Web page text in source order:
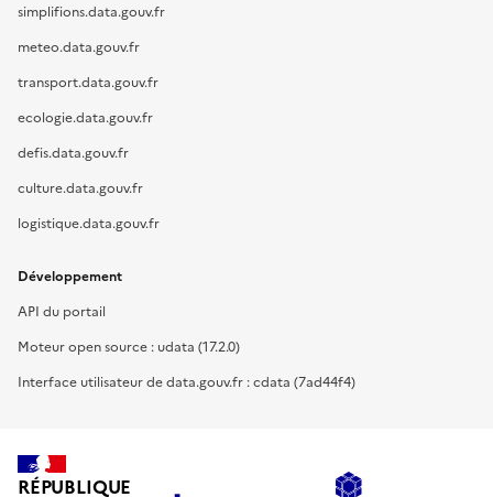
simplifions.data.gouv.fr
meteo.data.gouv.fr
transport.data.gouv.fr
ecologie.data.gouv.fr
defis.data.gouv.fr
culture.data.gouv.fr
logistique.data.gouv.fr
Développement
API du portail
Moteur open source : udata (17.2.0)
Interface utilisateur de data.gouv.fr : cdata (7ad44f4)
RÉPUBLIQUE